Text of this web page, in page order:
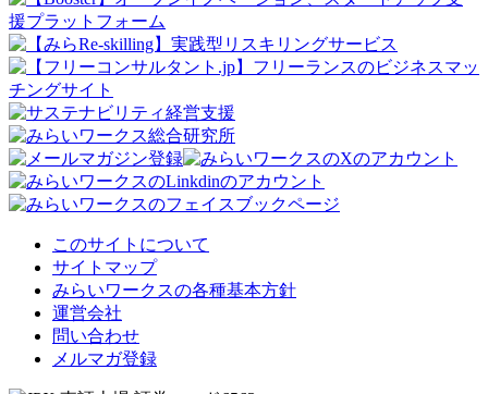
このサイトについて
サイトマップ
みらいワークスの各種基本方針
運営会社
問い合わせ
メルマガ登録